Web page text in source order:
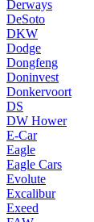
Derways
DeSoto
DKW
Dodge
Dongfeng
Doninvest
Donkervoort
DS
DW Hower
E-Car
Eagle
Eagle Cars
Evolute
Excalibur
Exeed